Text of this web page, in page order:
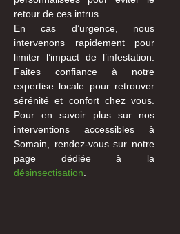
retour de ces intrus.
En cas d’urgence, nous
intervenons rapidement pour
limiter l’impact de l’infestation.
Faites confiance à notre
expertise locale pour retrouver
sérénité et confort chez vous.
Pour en savoir plus sur nos
interventions accessibles à
Somain, rendez-vous sur notre
page dédiée à la
désinsectisation